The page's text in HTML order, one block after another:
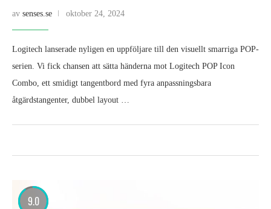
av senses.se oktober 24, 2024
Logitech lanserade nyligen en uppföljare till den visuellt smarriga POP-
serien. Vi fick chansen att sätta händerna mot Logitech POP Icon
Combo, ett smidigt tangentbord med fyra anpassningsbara
åtgärdstangenter, dubbel layout …
9.0